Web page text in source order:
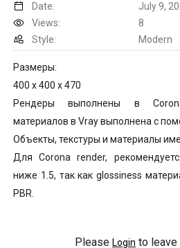
Date:
July 9,
Views:
8
Style:
Modern
Размеры:
400 x 400 x 470
Рендеры выполнены в
материалов в Vray выполнена с
Объекты, текстуры и материалы
Для Corona render,
ниже 1.5, так как glossiness
PBR.
Please Login to leave